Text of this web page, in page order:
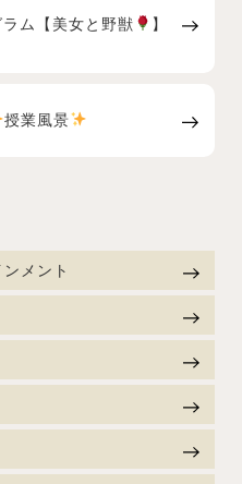
ム【美女と野獣 】
授業風景
メント